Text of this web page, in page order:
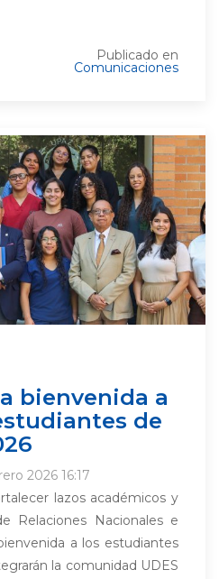
Publicado en
Comunicaciones
bienvenida a
de
2026 16:17
lazos académicos y
Relaciones Nacionales e
a los estudiantes
la comunidad UDES